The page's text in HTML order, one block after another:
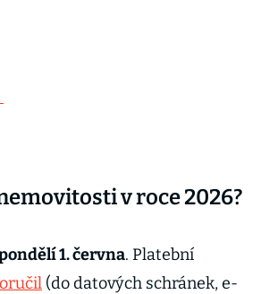
v roce 2026?
1. června. Platební
(do datových schránek, e-